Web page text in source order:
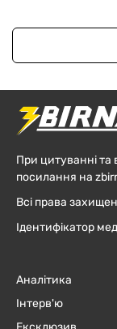
При цитуванні та
посилання на
Всі права
Ідентифікатор
Аналітика
Інтерв'ю